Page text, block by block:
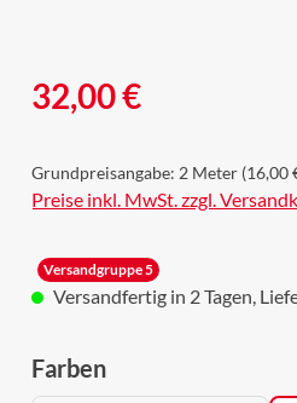
Regulärer Preis:
32,00 €
Grundpreisangabe: 2 Meter (16,00
Preise inkl. MwSt. zzgl.
Versandgruppe 5
Versandfertig in 2 Tagen,
Farbenauswählen